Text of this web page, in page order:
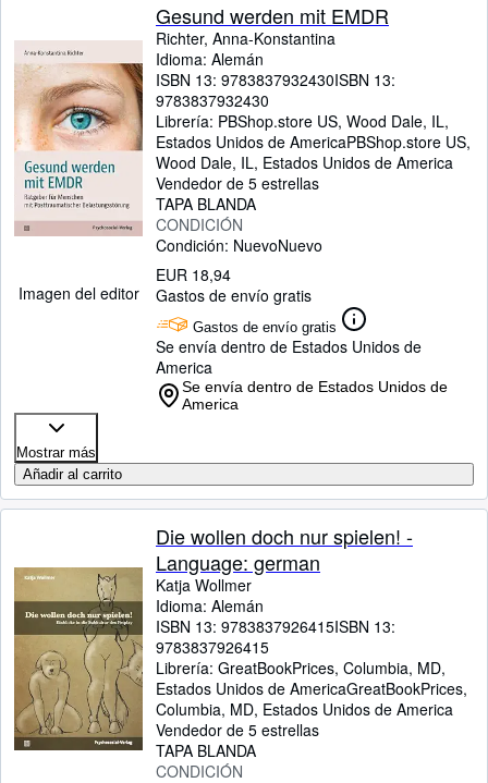
Imagen del editor
Gesund werden mit EMDR
Richter, Anna-Konstantina
Idioma: Alemán
ISBN 13: 9783837932430ISBN 13:
9783837932430
Librería: PBShop.store US, Wood Dale, IL,
Estados Unidos de AmericaPBShop.store US,
Wood Dale, IL, Estados Unidos de America
Vendedor de 5 estrellas
TAPA BLANDA
CONDICIÓN
Condición: NuevoNuevo
EUR 18,94
Gastos de envío gratis
Gastos de envío gratis
Se envía dentro de Estados Unidos de
America
Se envía dentro de Estados Unidos de
America
Mostrar más
Añadir al carrito
Die wollen doch nur spielen! -
Language: german
Katja Wollmer
Idioma: Alemán
ISBN 13: 9783837926415ISBN 13:
9783837926415
Librería: GreatBookPrices, Columbia, MD,
Estados Unidos de AmericaGreatBookPrices,
Columbia, MD, Estados Unidos de America
Vendedor de 5 estrellas
TAPA BLANDA
CONDICIÓN